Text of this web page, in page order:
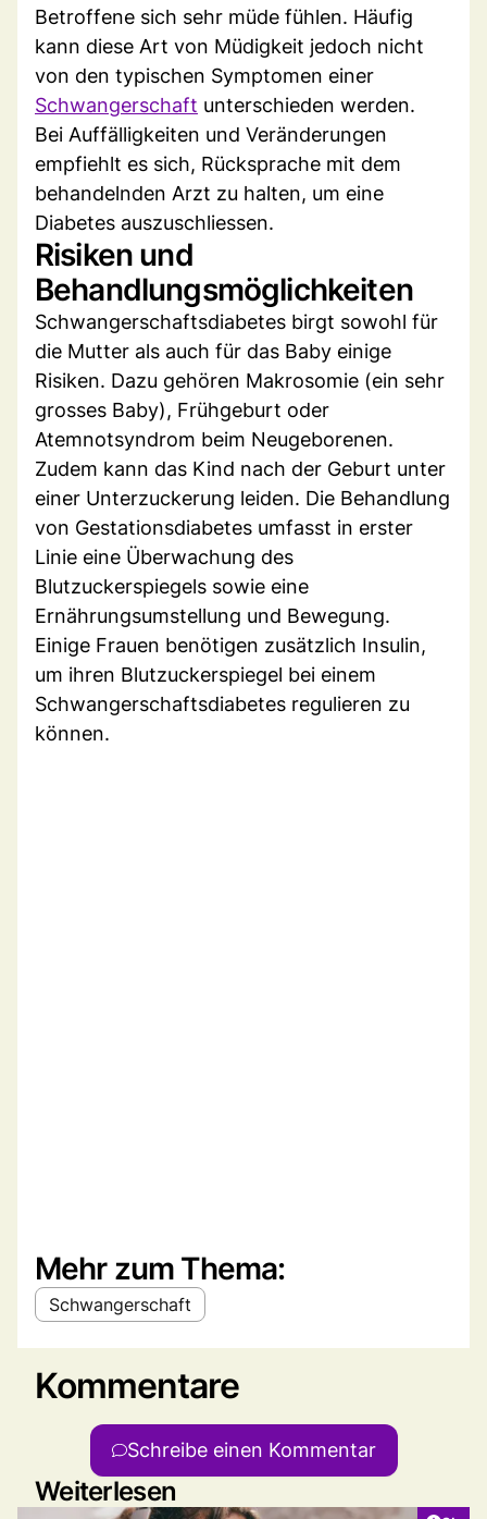
Betroffene sich sehr müde fühlen. Häufig
kann diese Art von Müdigkeit jedoch nicht
von den typischen Symptomen einer
Schwangerschaft unterschieden werden.
Bei Auffälligkeiten und Veränderungen
empfiehlt es sich, Rücksprache mit dem
behandelnden Arzt zu halten, um eine
Diabetes auszuschliessen.
Risiken und
Behandlungsmöglichkeiten
Schwangerschaftsdiabetes birgt sowohl für
die Mutter als auch für das Baby einige
Risiken. Dazu gehören Makrosomie (ein sehr
grosses Baby), Frühgeburt oder
Atemnotsyndrom beim Neugeborenen.
Zudem kann das Kind nach der Geburt unter
einer Unterzuckerung leiden. Die Behandlung
von Gestationsdiabetes umfasst in erster
Linie eine Überwachung des
Blutzuckerspiegels sowie eine
Ernährungsumstellung und Bewegung.
Einige Frauen benötigen zusätzlich Insulin,
um ihren Blutzuckerspiegel bei einem
Schwangerschaftsdiabetes regulieren zu
können.
Mehr zum Thema:
Schwangerschaft
Kommentare
Schreibe einen Kommentar
Weiterlesen